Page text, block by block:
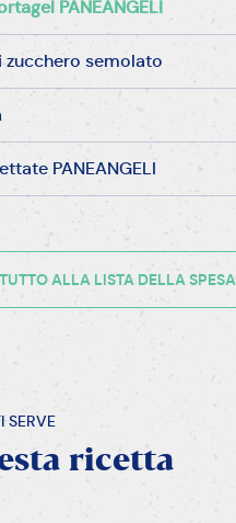
PANEANGELI
zucchero semolato
PANEANGELI
ALLA LISTA DELLA SPESA
SERVE
ricetta